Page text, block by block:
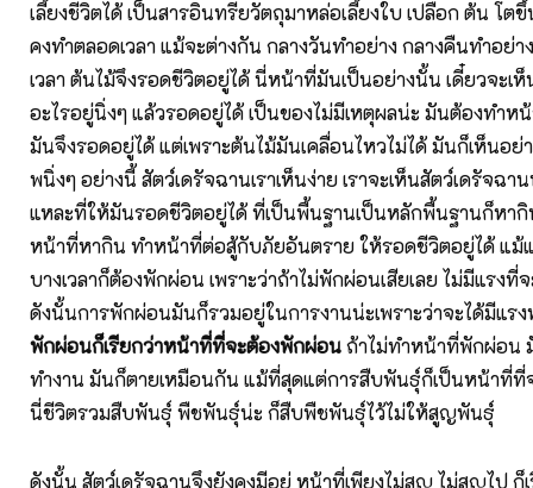
เลี้ยงชีวิตได้ เป็นสารอินทรียวัตถุมาหล่อเลี้ยงใบ เปลือก ต้น โ
คงทำตลอดเวลา แม้จะต่างกัน กลางวันทำอย่าง กลางคืนทำอย่
เวลา ต้นไม้จึงรอดชีวิตอยู่ได้ นี่หน้าที่มันเป็นอย่างนั้น เดี๋ยวจะเ
อะไรอยู่นิ่งๆ แล้วรอดอยู่ได้ เป็นของไม่มีเหตุผลน่ะ มันต้องทำห
มันจึงรอดอยู่ได้ แต่เพราะต้นไม้มันเคลื่อนไหวไม่ได้ มันก็เห็นอ
พนิ่งๆ อย่างนี้ สัตว์เดรัจฉานเราเห็นง่าย เราจะเห็นสัตว์เดรัจฉ
แหละที่ให้มันรอดชีวิตอยู่ได้ ที่เป็นพื้นฐานเป็นหลักพื้นฐานก็หา
หน้าที่หากิน ทำหน้าที่ต่อสู้กับภัยอันตราย ให้รอดชีวิตอยู่ได้ แม้
บางเวลาก็ต้องพักผ่อน เพราะว่าถ้าไม่พักผ่อนเสียเลย ไม่มีแรงที่
ดังนั้นการพักผ่อนมันก็รวมอยู่ในการงานน่ะเพราะว่าจะได้มีแร
พักผ่อนก็เรียกว่าหน้าที่ที่จะต้องพักผ่อนถ้าไม่ทำหน้าที่พักผ่อน
ทำงาน มันก็ตายเหมือนกัน แม้ที่สุดแต่การสืบพันธุ์ก็เป็นหน้าที่
นี่ชีวิตรวมสืบพันธุ์ พืชพันธุ์น่ะ ก็สืบพืชพันธุ์ไว้ไม่ให้สูญพันธุ์
ดังนั้น สัตว์เดรัจฉานจึงยังคงมีอยู่ หน้าที่เพียงไม่สูญ ไม่สูญไป ก็